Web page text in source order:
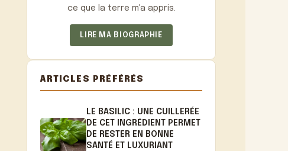
ce que la terre m'a appris.
LIRE MA BIOGRAPHIE
ARTICLES PRÉFÉRÉS
LE BASILIC : UNE CUILLERÉE
DE CET INGRÉDIENT PERMET
DE RESTER EN BONNE
SANTÉ ET LUXURIANT